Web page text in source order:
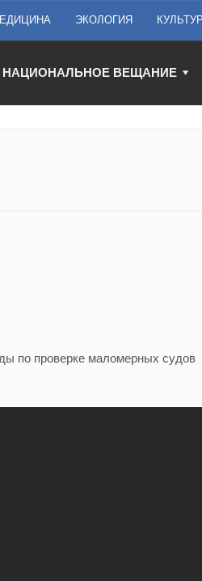
ЭКОЛОГИЯ
НАЦИОНАЛЬНОЕ ВЕЩАНИЕ
по проверке маломерных судов